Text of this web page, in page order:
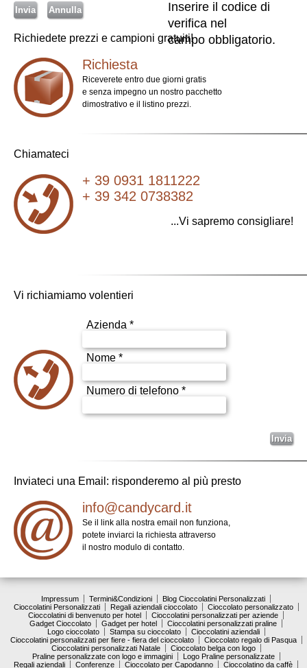
Inserire il codice di
verifica nel
campo obbligatorio.
Richiedete prezzi e campioni gratuiti!
Richiesta
Riceverete entro due giorni gratis
e senza impegno un nostro pacchetto
dimostrativo e il listino prezzi.
Chiamateci
+ 39 0931 1811222
+ 39 342 0738382
...Vi sapremo consigliare!
Vi richiamiamo volentieri
Azienda *
Nome *
Numero di telefono *
Inviateci una Email: risponderemo al più presto
info@candycard.it
Se il link alla nostra email non funziona,
potete inviarci la richiesta attraverso
il nostro modulo di contatto.
Impressum Termini&Condizioni
Blog Cioccolatini Personalizzati
Cioccolatini Personalizzati
Regali aziendali cioccolato
Cioccolato personalizzato
Cioccolatini di benvenuto per hotel
Cioccolatini personalizzati per aziende
Gadget Cioccolato
Gadget per hotel
Cioccolatini personalizzati praline
Logo cioccolato
Stampa su cioccolato
Cioccolatini aziendali
Cioccolatini personalizzati per fiere - fiera del cioccolato
Cioccolato regalo di Pasqua
Cioccolatini personalizzati Natale
Cioccolato belga con logo
Praline personalizzate con logo e immagini
Logo Praline personalizzate
Regali aziendali
Conferenze Cioccolato per Capodanno Cioccolatino da caffè